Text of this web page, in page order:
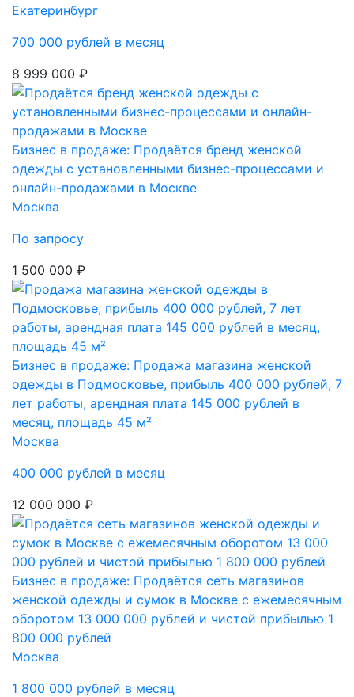
Екатеринбург
700 000 рублей в месяц
8 999 000 ₽
Бизнес в продаже: Продаётся бренд женской
одежды с установленными бизнес-процессами и
онлайн-продажами в Москве
Москва
По запросу
1 500 000 ₽
Бизнес в продаже: Продажа магазина женской
одежды в Подмосковье, прибыль 400 000 рублей, 7
лет работы, арендная плата 145 000 рублей в
месяц, площадь 45 м²
Москва
400 000 рублей в месяц
12 000 000 ₽
Бизнес в продаже: Продаётся сеть магазинов
женской одежды и сумок в Москве с ежемесячным
оборотом 13 000 000 рублей и чистой прибылью 1
800 000 рублей
Москва
1 800 000 рублей в месяц